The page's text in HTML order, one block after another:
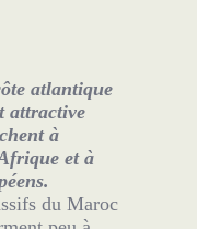
atlantique
attractive
à
et à
du Maroc